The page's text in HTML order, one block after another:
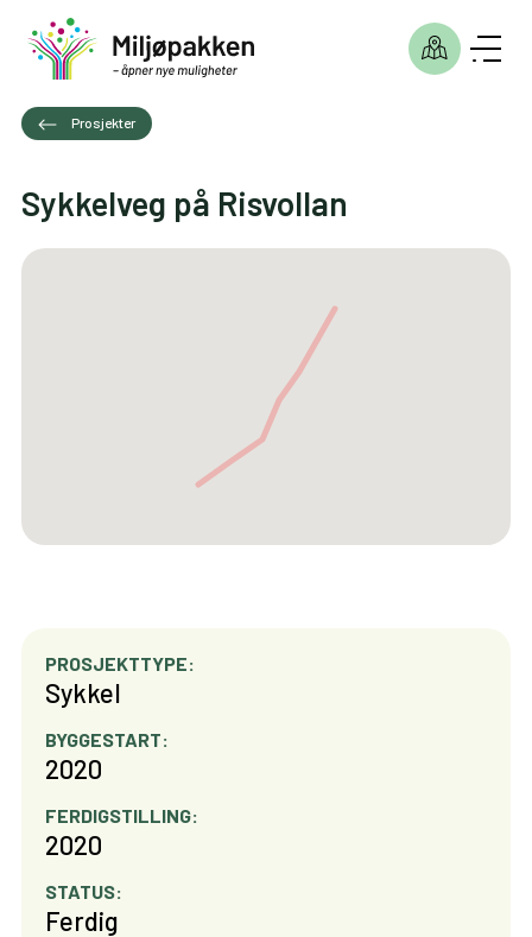
Prosjekter
Sykkelveg på Risvollan
PROSJEKTTYPE:
Sykkel
BYGGESTART:
2020
FERDIGSTILLING:
2020
STATUS:
Ferdig